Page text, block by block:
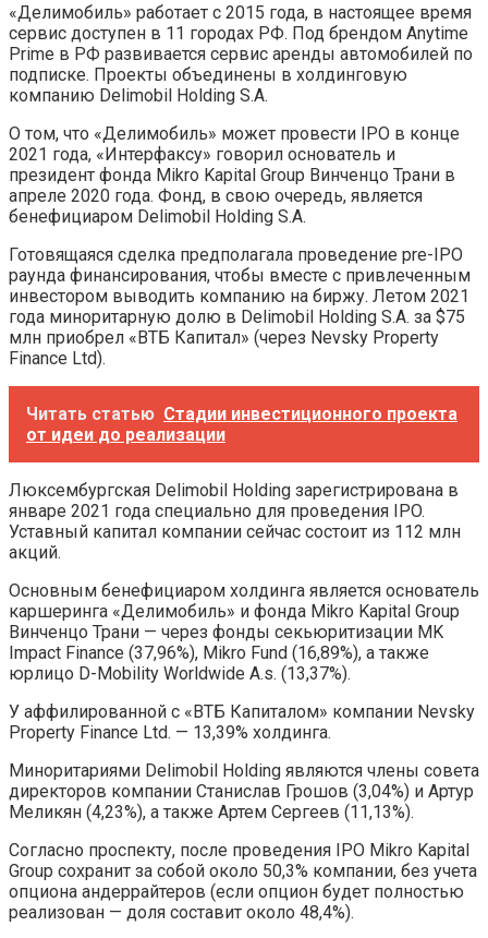
«Делимобиль» работает с 2015 года, в настоящее время
сервис доступен в 11 городах РФ. Под брендом Anytime
Prime в РФ развивается сервис аренды автомобилей по
подписке. Проекты объединены в холдинговую
компанию Delimobil Holding S.A.
О том, что «Делимобиль» может провести IPO в конце
2021 года, «Интерфаксу» говорил основатель и
президент фонда Mikro Kapital Group Винченцо Трани в
апреле 2020 года. Фонд, в свою очередь, является
бенефициаром Delimobil Holding S.A.
Готовящаяся сделка предполагала проведение pre-IPO
раунда финансирования, чтобы вместе с привлеченным
инвестором выводить компанию на биржу. Летом 2021
года миноритарную долю в Delimobil Holding S.A. за $75
млн приобрел «ВТБ Капитал» (через Nevsky Property
Finance Ltd).
Читать статью Стадии инвестиционного проекта
от идеи до реализации
Люксембургская Delimobil Holding зарегистрирована в
январе 2021 года специально для проведения IPO.
Уставный капитал компании сейчас состоит из 112 млн
акций.
Основным бенефициаром холдинга является основатель
каршеринга «Делимобиль» и фонда Mikro Kapital Group
Винченцо Трани — через фонды секьюритизации MK
Impact Finance (37,96%), Mikro Fund (16,89%), а также
юрлицо D-Mobility Worldwide A.s. (13,37%).
У аффилированной с «ВТБ Капиталом» компании Nevsky
Property Finance Ltd. — 13,39% холдинга.
Миноритариями Delimobil Holding являются члены совета
директоров компании Станислав Грошов (3,04%) и Артур
Меликян (4,23%), а также Артем Сергеев (11,13%).
Согласно проспекту, после проведения IPO Mikro Kapital
Group сохранит за собой около 50,3% компании, без учета
опциона андеррайтеров (если опцион будет полностью
реализован — доля составит около 48,4%).